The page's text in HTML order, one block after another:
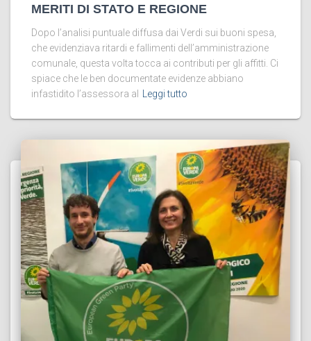
MERITI DI STATO E REGIONE
Dopo l’analisi puntuale diffusa dai Verdi sui buoni spesa,
che evidenziava ritardi e fallimenti dell’amministrazione
comunale, questa volta tocca ai contributi per gli affitti. Ci
spiace che le ben documentate evidenze abbiano
infastidito l’assessora al
Leggi tutto